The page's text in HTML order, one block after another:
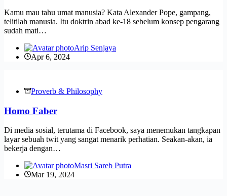
Kamu mau tahu umat manusia? Kata Alexander Pope, gampang,
telitilah manusia. Itu doktrin abad ke-18 sebelum konsep pengarang
sudah mati…
Arip Senjaya
Apr 6, 2024
Proverb & Philosophy
Homo Faber
Di media sosial, terutama di Facebook, saya menemukan tangkapan
layar sebuah twit yang sangat menarik perhatian. Seakan-akan, ia
bekerja dengan…
Masri Sareb Putra
Mar 19, 2024